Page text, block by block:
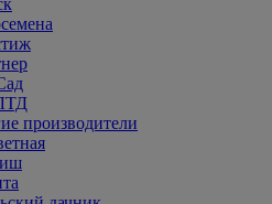
производители